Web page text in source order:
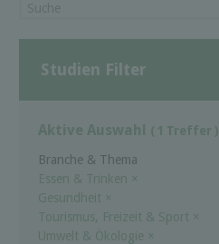
Studien Filter
Aktive Auswahl ( 1 Treffer )
Branche & Thema
Essen & Trinken ×
Gesundheit ×
Tourismus, Freizeit & Sport ×
Umwelt & Ökologie ×